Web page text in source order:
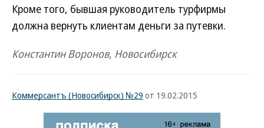
Кроме того, бывшая руководитель турфирмы
должна вернуть клиентам деньги за путевки.
Константин Воронов, Новосибирск
Коммерсантъ (Новосибирск) №29 от 19.02.2015